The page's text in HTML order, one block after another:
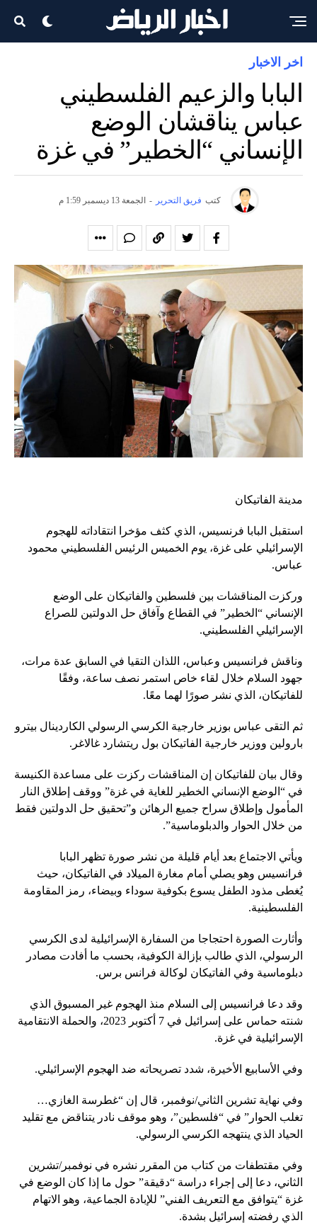
اخر الاخبار
البابا والزعيم الفلسطيني
عباس يناقشان الوضع
الإنساني “الخطير” في غزة
كتب فريق التحرير - الجمعة 13 ديسمبر 1:59 م
مدينة الفاتيكان
استقبل البابا فرنسيس، الذي كثف مؤخرا انتقاداته للهجوم
الإسرائيلي على غزة، يوم الخميس الرئيس الفلسطيني محمود
عباس.
وركزت المناقشات بين فلسطين والفاتيكان على الوضع
الإنساني “الخطير” في القطاع وآفاق حل الدولتين للصراع
الإسرائيلي الفلسطيني.
وناقش فرانسيس وعباس، اللذان التقيا في السابق عدة مرات،
جهود السلام خلال لقاء خاص استمر نصف ساعة، وفقًا
للفاتيكان، الذي نشر صورًا لهما معًا.
ثم التقى عباس بوزير خارجية الكرسي الرسولي الكاردينال بيترو
بارولين ووزير خارجية الفاتيكان بول ريتشارد غالاغر.
وقال بيان للفاتيكان إن المناقشات ركزت على مساعدة الكنيسة
في “الوضع الإنساني الخطير للغاية في غزة” ووقف إطلاق النار
المأمول وإطلاق سراح جميع الرهائن و”تحقيق حل الدولتين فقط
من خلال الحوار والدبلوماسية”.
ويأتي الاجتماع بعد أيام قليلة من نشر صورة تظهر البابا
فرانسيس وهو يصلي أمام مغارة الميلاد في الفاتيكان، حيث
يُغطى مذود الطفل يسوع بكوفية سوداء وبيضاء، رمز المقاومة
الفلسطينية.
وأثارت الصورة احتجاجا من السفارة الإسرائيلية لدى الكرسي
الرسولي، الذي طالب بإزالة الكوفية، بحسب ما أفادت مصادر
دبلوماسية وفي الفاتيكان لوكالة فرانس برس.
وقد دعا فرانسيس إلى السلام منذ الهجوم غير المسبوق الذي
شنته حماس على إسرائيل في 7 أكتوبر 2023، والحملة الانتقامية
الإسرائيلية في غزة.
وفي الأسابيع الأخيرة، شدد تصريحاته ضد الهجوم الإسرائيلي.
وفي نهاية تشرين الثاني/نوفمبر، قال إن “غطرسة الغازي…
تغلب الحوار” في “فلسطين”، وهو موقف نادر يتناقض مع تقليد
الحياد الذي ينتهجه الكرسي الرسولي.
وفي مقتطفات من كتاب من المقرر نشره في نوفمبر/تشرين
الثاني، دعا إلى إجراء دراسة “دقيقة” حول ما إذا كان الوضع في
غزة “يتوافق مع التعريف الفني” للإبادة الجماعية، وهو الاتهام
الذي رفضته إسرائيل بشدة.